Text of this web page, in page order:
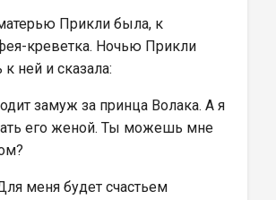
Прикли была, к
креветка. Ночью Прикли
к ней и сказала:
замуж за принца Волака. А я
его женой. Ты можешь мне
меня будет счастьем